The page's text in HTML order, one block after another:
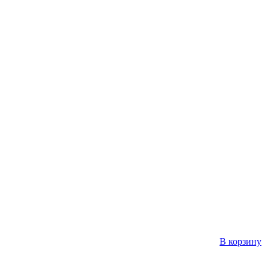
В корзину